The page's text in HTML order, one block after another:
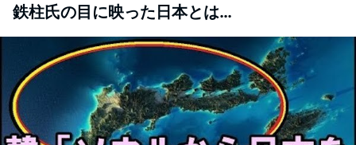
鉄柱氏の目に映った日本とは…